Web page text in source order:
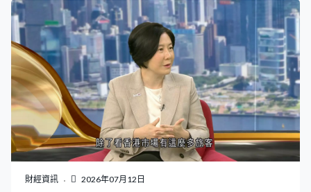
香港科技園公司，行政總裁黃秉修接受本台《財智．商
傳》訪問時指，活動移師本港舉辦，證明本港的創科實力
已得到國際認可，並同時有助業界發掘機遇，「據我們統
計，有數千人看過我們園區公司的展館和產品，當中有逾
1,500個商業配對討論，還有數千萬元生意潛在，還有上億
元可以討論的商業機會。」 除了開拓中東市場，他認為中
亞地區如哈薩克及烏茲別克同樣具備發展潛力，科技園會
透過不同方式協助兩地科企加強交流，「中亞地方香港企
業未必熟悉，我們需要打通渠道，幫助香港企業或當地企
業了解我們在文化方面、法治、法制方面、經濟活動方
面、採購方面，各個方面也要互相了解才行。」 協助內地
財經資訊 2026年07月12日